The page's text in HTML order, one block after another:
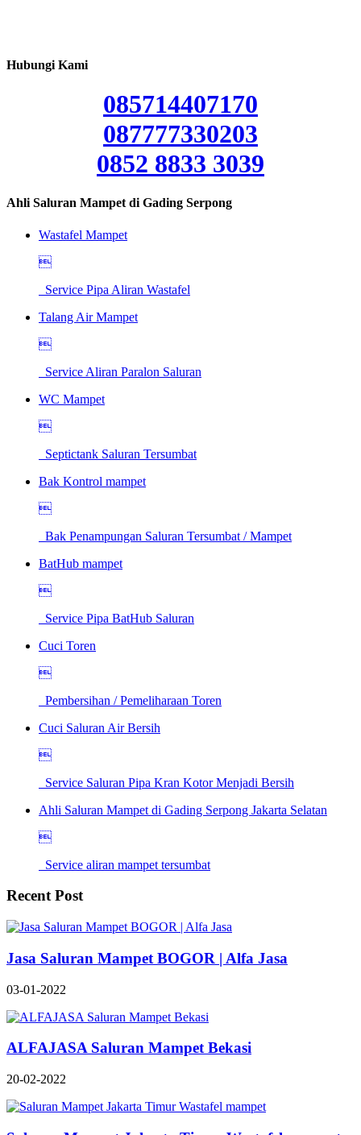
Hubungi Kami
085714407170
087777330203
0852 8833 3039
Ahli Saluran Mampet di Gading Serpong
Wastafel Mampet

Service Pipa Aliran Wastafel
Talang Air Mampet

Service Aliran Paralon Saluran
WC Mampet

Septictank Saluran Tersumbat
Bak Kontrol mampet

Bak Penampungan Saluran Tersumbat / Mampet
BatHub mampet

Service Pipa BatHub Saluran
Cuci Toren

Pembersihan / Pemeliharaan Toren
Cuci Saluran Air Bersih

Service Saluran Pipa Kran Kotor Menjadi Bersih
Ahli Saluran Mampet di Gading Serpong Jakarta Selatan

Service aliran mampet tersumbat
Recent Post
Jasa Saluran Mampet BOGOR | Alfa Jasa
03-01-2022
ALFAJASA Saluran Mampet Bekasi
20-02-2022